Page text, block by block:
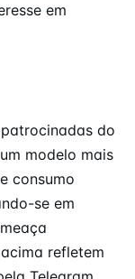
em
do
modelo mais
consumo
se em
refletem